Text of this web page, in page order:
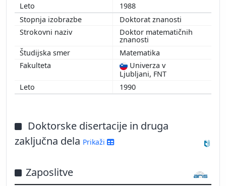
1988
Doktorat znanosti
Doktor matematičnih
znanosti
Matematika
Univerza v
Ljubljani, FNT
1990
Doktorske disertacije in druga
zaključna dela Prikaži
Zaposlitve